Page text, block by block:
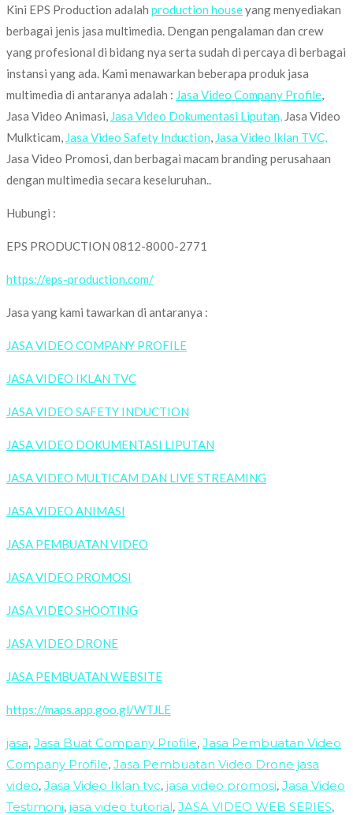
Kini EPS Production adalah production houseyang menyediakan
berbagai jenis jasa multimedia. Dengan pengalaman dan crew
yang profesional di bidang nya serta sudah di percaya di berbagai
instansi yang ada. Kami menawarkan beberapa produk jasa
multimedia di antaranya adalah : Jasa Video Company Profile,
Jasa Video Animasi, Jasa Video Dokumentasi Liputan, Jasa Video
Mulkticam, Jasa Video Safety Induction, Jasa Video Iklan TVC,
Jasa Video Promosi, dan berbagai macam branding perusahaan
dengan multimedia secara keseluruhan..
Hubungi :
EPS PRODUCTION 0812-8000-2771
https://eps-production.com/
Jasa yang kami tawarkan di antaranya :
JASA VIDEO COMPANY PROFILE
JASA VIDEO IKLAN TVC
JASA VIDEO SAFETY INDUCTION
JASA VIDEO DOKUMENTASI LIPUTAN
JASA VIDEO MULTICAM DAN LIVE STREAMING
JASA VIDEO ANIMASI
JASA PEMBUATAN VIDEO
JASA VIDEO PROMOSI
JASA VIDEO SHOOTING
JASA VIDEO DRONE
JASA PEMBUATAN WEBSITE
https://maps.app.goo.gl/WTJLE
jasa, Jasa Buat Company Profile, Jasa Pembuatan Video
Company Profile, Jasa Pembuatan Video Drone jasa
video, Jasa Video Iklan tvc, jasa video promosi, Jasa Video
Testimoni, jasa video tutorial, JASA VIDEO WEB SERIES,